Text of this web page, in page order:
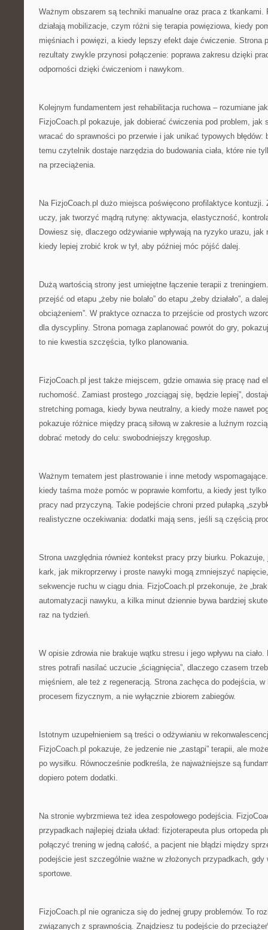
Ważnym obszarem są techniki manualne oraz praca z tkankami.
działają mobilizacje, czym różni się terapia powięziowa, kiedy
mięśniach i powięzi, a kiedy lepszy efekt daje ćwiczenie. Strona
rezultaty zwykle przynosi połączenie: poprawa zakresu dzięki
odporności dzięki ćwiczeniom i nawykom.
Kolejnym fundamentem jest rehabilitacja ruchowa – rozumiane
FizjoCoach.pl pokazuje, jak dobierać ćwiczenia pod problem, jak
wracać do sprawności po przerwie i jak unikać typowych
temu czytelnik dostaje narzędzia do budowania ciała, które nie
na przeciążenia.
Na FizjoCoach.pl dużo miejsca poświęcono profilaktyce
uczy, jak tworzyć mądrą rutynę: aktywacja, elastyczność,
Dowiesz się, dlaczego odżywianie wpływają na ryzyko urazu, jak
kiedy lepiej zrobić krok w tył, aby później móc pójść dalej.
Dużą wartością strony jest umiejętne łączenie terapii z
przejść od etapu „żeby nie bolało” do etapu „żeby działało”, a
obciążeniem”. W praktyce oznacza to przejście od prostych
dla dyscypliny. Strona pomaga zaplanować powrót do gry,
to nie kwestia szczęścia, tylko planowania.
FizjoCoach.pl jest także miejscem, gdzie omawia się pracę nad
ruchomość. Zamiast prostego „rozciągaj się, będzie lepiej”,
stretching pomaga, kiedy bywa neutralny, a kiedy może nawet
pokazuje różnice między pracą siłową w zakresie a luźnym
dobrać metody do celu: swobodniejszy kręgosłup.
Ważnym tematem jest plastrowanie i inne metody
kiedy taśma może pomóc w poprawie komfortu, a kiedy jest
pracy nad przyczyną. Takie podejście chroni przed pułapką
realistyczne oczekiwania: dodatki mają sens, jeśli są częścią
Strona uwzględnia również kontekst pracy przy biurku. Pokazuje,
kark, jak mikroprzerwy i proste nawyki mogą zmniejszyć
sekwencje ruchu w ciągu dnia. FizjoCoach.pl przekonuje, że
automatyzacji nawyku, a kilka minut dziennie bywa bardziej
raz na tydzień.
W opisie zdrowia nie brakuje wątku stresu i jego wpływu na
stres potrafi nasilać uczucie „ściągnięcia”, dlaczego czasem
mięśniem, ale też z regeneracją. Strona zachęca do podejścia,
procesem fizycznym, a nie wyłącznie zbiorem zabiegów.
Istotnym uzupełnieniem są treści o odżywianiu w
FizjoCoach.pl pokazuje, że jedzenie nie „zastąpi” terapii, ale
po wysiłku. Równocześnie podkreśla, że najważniejsze są
dopiero potem dodatki.
Na stronie wybrzmiewa też idea zespołowego podejścia.
przypadkach najlepiej działa układ: fizjoterapeuta plus ortopeda
połączyć trening w jedną całość, a pacjent nie błądzi między
podejście jest szczególnie ważne w złożonych przypadkach, gdy
sportowe.
FizjoCoach.pl nie ogranicza się do jednej grupy problemów. To
związanych z sprawnością. Znajdziesz tu podejście do